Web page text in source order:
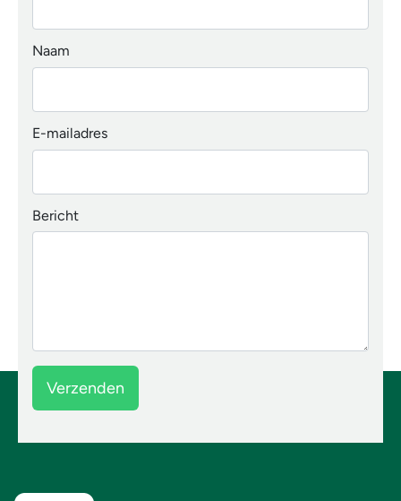
Naam
E-mailadres
Bericht